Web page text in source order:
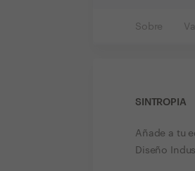
Sobre
SINTROPIA
Añade a tu
Diseño